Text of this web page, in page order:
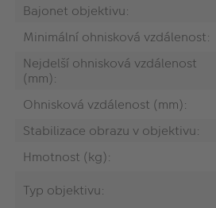
Bajonet objektivu:
Minimální ohnisková vzdálenost:
Nejdelší ohnisková vzdálenost
(mm):
Ohnisková vzdálenost (mm):
Stabilizace obrazu v objektivu:
Hmotnost (kg):
Typ objektivu: